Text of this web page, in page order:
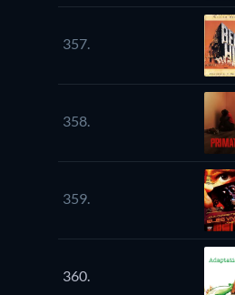
357.
358.
359.
360.